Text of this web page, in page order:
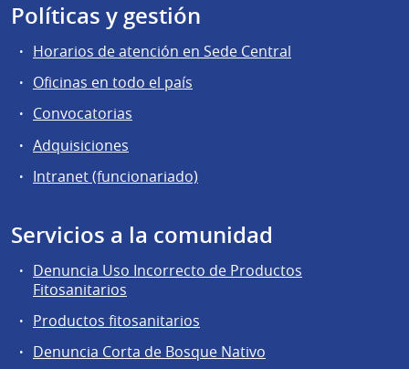
Políticas y gestión
Horarios de atención en Sede Central
Oficinas en todo el país
Convocatorias
Adquisiciones
Intranet (funcionariado)
Servicios a la comunidad
Denuncia Uso Incorrecto de Productos
Fitosanitarios
Productos fitosanitarios
Denuncia Corta de Bosque Nativo